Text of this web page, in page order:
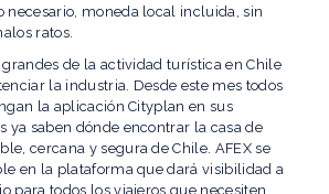
necesario, moneda local incluida, sin
ratos.
grandes de la actividad turística en Chile
la industria. Desde este mes todos
la aplicación Cityplan en sus
ya saben dónde encontrar la casa de
cercana y segura de Chile. AFEX se
en la plataforma que dará visibilidad a
para todos los viajeros que necesiten